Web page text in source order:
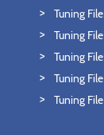
Tuning
Tuning
Tuning
Tuning
Tuning